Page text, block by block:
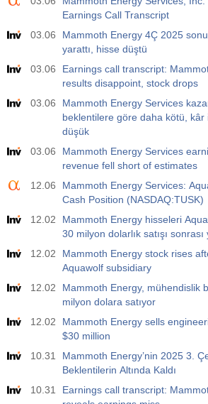
Açıklanan
Beklenti
Açıklanan
Beklenti
USD
Baker Hughes ABD Sondaj Kuyusu
19:00
USD
Fed Tüketici Kredisi m/m
$​11.44 B
19:30
USD
CFTC Altın Ticari Olmayan Net
Açıklanan
Beklenti
19:30
USD
CFTC Ham Petrol Ticari Olmayan
Açıklanan
19:30
CFTC S&P 500 Ticari Olmayan Net
Earnings Call Transcript
03.06
Mammoth Energy 4Ç 2025
yarattı, hisse düştü
03.06
Earnings call transcript:
results disappoint, stock drops
03.06
Mammoth Energy Services
beklentilere göre daha kötü,
düşük
03.06
Mammoth Energy Services
revenue fell short of estimates
12.06
Mammoth Energy Services:
Cash Position (NASDAQ:TUSK)
12.02
Mammoth Energy hisseleri
30 milyon dolarlık satışı
12.02
Mammoth Energy stock rises
Aquawolf subsidiary
12.02
Mammoth Energy, mühendislik
milyon dolara satıyor
12.02
Mammoth Energy sells
$30 million
10.31
Mammoth Energy’nin 2025 3.
Beklentilerin Altında Kaldı
10.31
Earnings call transcript: